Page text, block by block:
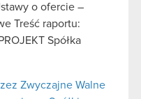
o ofercie –
Treść raportu:
Spółka
Zwyczajne Walne